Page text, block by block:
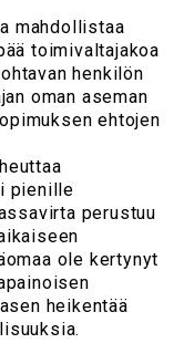
mahdollistaa
toimivaltajakoa
henkilön
oman aseman
ehtojen
pienille
perustuu
ole kertynyt
heikentää